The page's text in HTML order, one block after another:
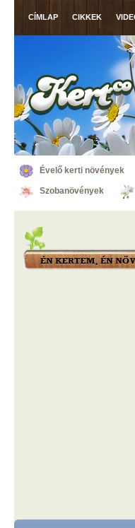
CÍMLAP CIKKEK
Évelő kerti növények
Szobanövények